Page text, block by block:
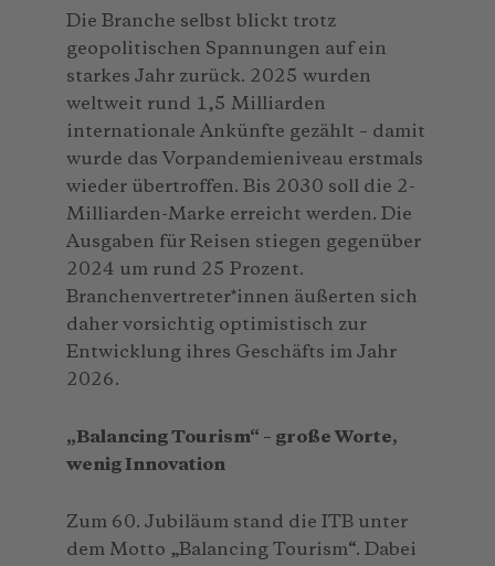
Die Branche selbst blickt trotz
geopolitischen Spannungen auf ein
starkes Jahr zurück. 2025 wurden
weltweit rund 1,5 Milliarden
internationale Ankünfte gezählt – damit
wurde das Vorpandemieniveau erstmals
wieder übertroffen. Bis 2030 soll die 2-
Milliarden-Marke erreicht werden. Die
Ausgaben für Reisen stiegen gegenüber
2024 um rund 25 Prozent.
Branchenvertreter*innen äußerten sich
daher vorsichtig optimistisch zur
Entwicklung ihres Geschäfts im Jahr
2026.
„Balancing Tourism“ – große Worte,
wenig Innovation
Zum 60. Jubiläum stand die ITB unter
dem Motto „Balancing Tourism“. Dabei